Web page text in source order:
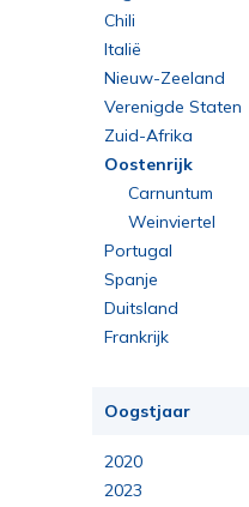
Chili
Italië
Nieuw-Zeeland
Verenigde Staten
Zuid-Afrika
Oostenrijk
Carnuntum
Weinviertel
Portugal
Spanje
Duitsland
Frankrijk
Oogstjaar
2020
2023